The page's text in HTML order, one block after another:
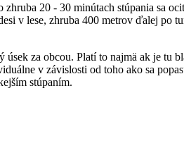
20 - 30 minútach stúpania sa
v lese, zhruba 400 metrov ďalej po
za obcou. Platí to najmä ak je tu
v závislosti od toho ako sa
stúpaním.